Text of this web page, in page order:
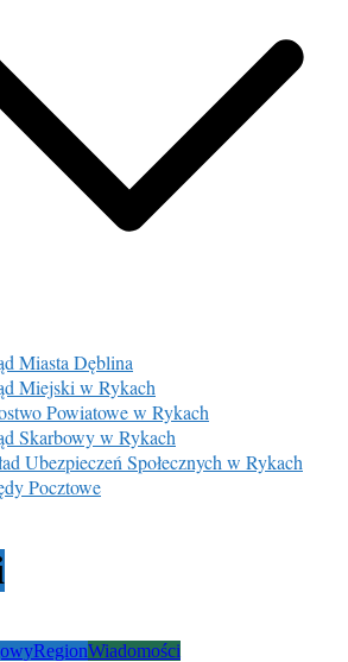
Miasta Dęblina
Miejski w Rykach
Powiatowe w Rykach
Skarbowy w Rykach
Ubezpieczeń Społecznych w Rykach
Pocztowe
RegionWiadomości